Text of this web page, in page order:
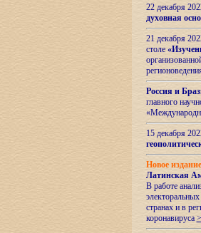
22 декабря
духовная
21 декабря
столе
Россия и
главного
15 декабря
Новое
Латинская
В работе
странах и в
коронавируса